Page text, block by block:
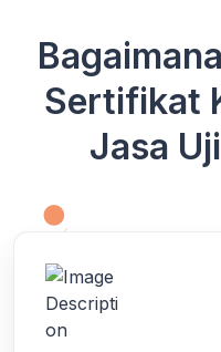
Sertifikat
Jasa